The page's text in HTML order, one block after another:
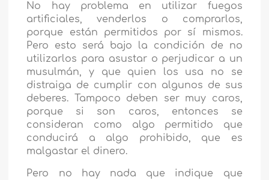
No hay problema en utilizar fuegos
artificiales, venderlos o comprarlos,
porque están permitidos por sí mismos.
Pero esto será bajo la condición de no
utilizarlos para asustar o perjudicar a un
musulmán, y que quien los usa no se
distraiga de cumplir con algunos de sus
deberes. Tampoco deben ser muy caros,
porque si son caros, entonces se
consideran como algo permitido que
conducirá a algo prohibido, que es
malgastar el dinero.
Pero no hay nada que indique que